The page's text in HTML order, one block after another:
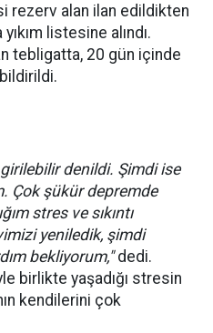
rezerv alan ilan edildikten
listesine alındı.
tebligatta, 20 gün içinde
girilebilir denildi. Şimdi ise
Çok şükür depremde
stres ve sıkıntı
yeniledik, şimdi
bekliyorum,"dedi.
birlikte yaşadığı stresin
kendilerini çok